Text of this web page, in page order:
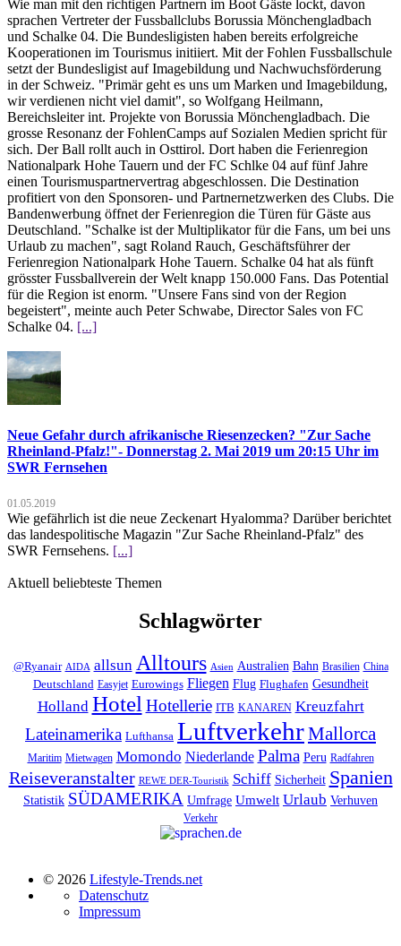
Wie man mit den richtigen Partnern im Boot Gäste lockt, davon
sprachen Vertreter der Fussballclubs Borussia Mönchengladbach
und Schalke 04. Die Bundesligisten haben bereits erfolgreiche
Kooperationen im Tourismus initiiert. Mit der Fohlen Fussballschule
setzt der Bundesligist auf Imagebildung und Nachwuchsförderung
in der Schweiz. "Primär geht es uns um Marken und Imagebildung,
wir verdienen nicht viel damit", so Wolfgang Heilmann,
Bereichsleiter int. Projekte von Borussia Mönchengladbach. Die
grosse Resonanz der FohlenCamps auf Sozialen Medien spricht für
sich. Der Ball rollt auch in Osttirol. Dort haben die Ferienregion
Nationalpark Hohe Tauern und der FC Schlke 04 auf fünf Jahre
einen Tourismuspartnervertrag abgeschlossen. Die Destination
profitiert von den Sponsoren- und Partnernetzwerken des Clubs. Die
Bandenwerbung öffnet der Ferienregion die Türen für Gäste aus
Deutschland. "Schalke ist der Multiplikator für die Fans, um bei uns
Urlaub zu machen", sagt Roland Rauch, Geschäftsführer der
Ferienregion Nationalpark Hohe Tauern. Schalke 04 hat als fünft
grösster Fussballverein der Welt knapp 150.000 Fans. Das Potential
für die Region ist enorm. "Unsere Fans sind von der Region
begeistert", meinte auch Peter Schwabe, Director Sales von FC
Schalke 04. [...]
Neue Gefahr durch afrikanische Riesenzecken? "Zur Sache
Rheinland-Pfalz!"- Donnerstag 2. Mai 2019 um 20:15 Uhr im
SWR Fernsehen
01.05.2019
Wie gefährlich ist die neue Zeckenart Hyalomma? Darüber berichtet
das landespolitische Magazin "Zur Sache Rheinland-Pfalz" des
SWR Fernsehens. [...]
Aktuell beliebteste Themen
Schlagwörter
@Ryanair AIDA allsun Alltours Asien Australien Bahn Brasilien China
Deutschland Easyjet Eurowings Fliegen Flug Flughafen Gesundheit
Holland Hotel Hotellerie ITB KANAREN Kreuzfahrt
Lateinamerika Lufthansa LuftverkehrMallorca
Maritim Mietwagen Momondo Niederlande Palma Peru Radfahren
Reiseveranstalter REWE DER-Touristik Schiff Sicherheit Spanien
Statistik SÜDAMERIKA Umfrage Umwelt Urlaub Verhuven
Verkehr
© 2026 Lifestyle-Trends.net
Datenschutz
Impressum